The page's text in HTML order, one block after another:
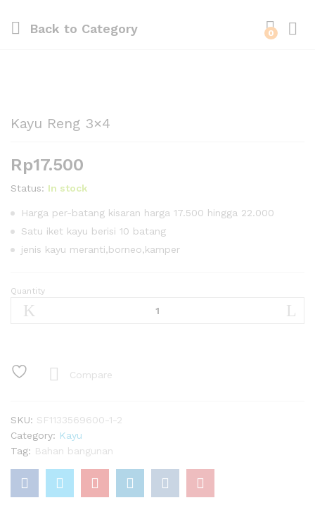
Back to Category 0
Kayu Reng 3×4
Rp17.500
Status: In stock
Harga per-batang kisaran harga 17.500 hingga 22.000
Satu iket kayu berisi 10 batang
jenis kayu meranti,borneo,kamper
Kayu
Reng
Quantity
Compare
SKU: SF1133569600-1-2
Category: Kayu
Tag: Bahan bangunan